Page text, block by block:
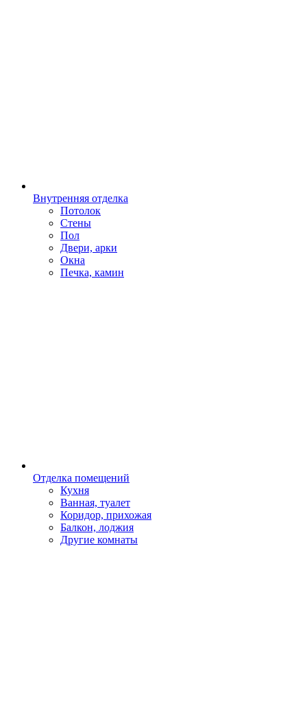
Внутренняя отделка
Потолок
Стены
Пол
Двери, арки
Окна
Печка, камин
Отделка помещений
Кухня
Ванная, туалет
Коридор, прихожая
Балкон, лоджия
Другие комнаты